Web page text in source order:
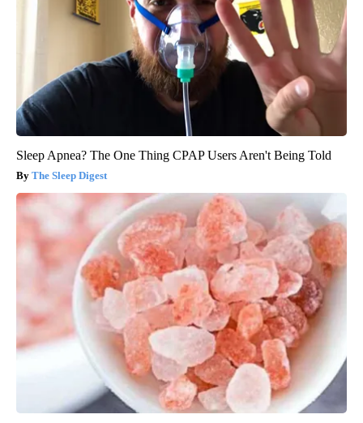
Sleep Apnea? The One Thing CPAP Users Aren't Being Told
The Sleep Digest